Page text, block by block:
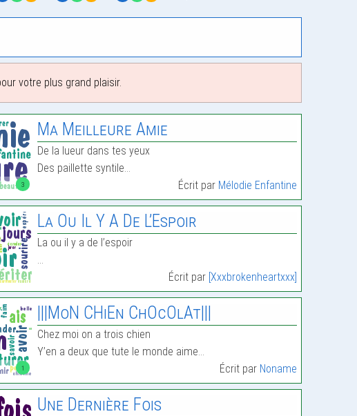
votre plus grand plaisir.
3
Ma Meilleure Amie
De la lueur dans tes yeux
Des paillette syntile…
Écrit par Mélodie Enfantine
La Ou Il Y A De L’Espoir
La ou il y a de l’espoir
…
Écrit par [Xxxbrokenheartxxx]
1
|||MoN CHiEn ChOcOlAt|||
Chez moi on a trois chien
Y’en a deux que tute le monde aime…
Écrit par Noname
Une Dernière Fois